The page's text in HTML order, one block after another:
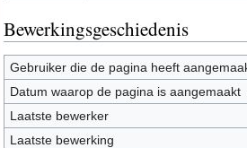
Bewerkingsgeschiedenis
Gebruiker die de pagina heeft
Datum waarop de pagina is aangemaakt
Laatste bewerker
Laatste bewerking